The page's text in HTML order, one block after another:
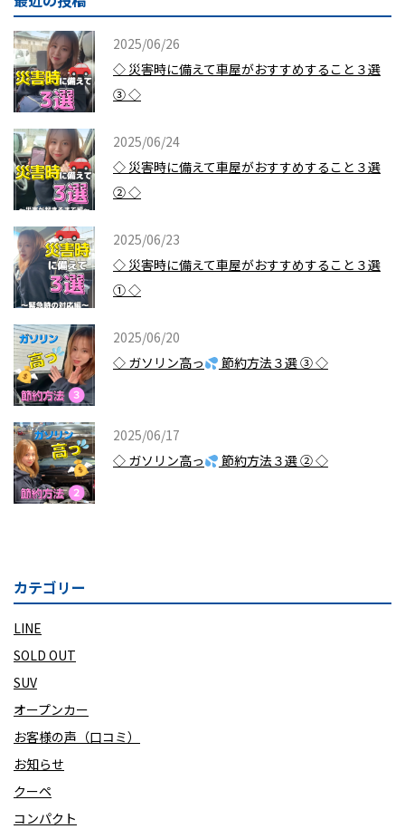
2025/06/26
◇ 災害時に備えて車屋がおすすめすること３選
③ ◇
2025/06/24
◇ 災害時に備えて車屋がおすすめすること３選
② ◇
2025/06/23
◇ 災害時に備えて車屋がおすすめすること３選
① ◇
2025/06/20
◇ ガソリン高っ
節約方法３選 ③ ◇
2025/06/17
◇ ガソリン高っ
節約方法３選 ② ◇
カテゴリー
LINE
SOLD OUT
SUV
オープンカー
お客様の声（口コミ）
お知らせ
クーペ
コンパクト